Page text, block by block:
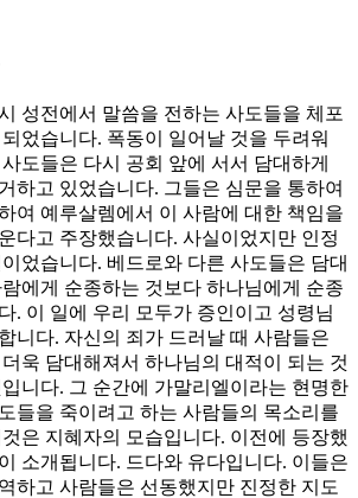
성전에서 말씀을 전하는 사도들을 체포
었습니다. 폭동이 일어날 것을 두려워
도들은 다시 공회 앞에 서서 담대하게
하고 있었습니다. 그들은 심문을 통하여
여 예루살렘에서 이 사람에 대한 책임을
다고 주장했습니다. 사실이었지만 인정
었습니다. 베드로와 다른 사도들은 담대
에게 순종하는 것보다 하나님에게 순종
. 이 일에 우리 모두가 증인이고 성령님
니다. 자신의 죄가 드러날 때 사람들은
욱 담대해져서 하나님의 대적이 되는 것
니다. 그 순간에 가말리엘이라는 현명한
들을 죽이려고 하는 사람들의 목소리를
은 지혜자의 모습입니다. 이전에 등장했
소개됩니다. 드다와 유다입니다. 이들은
하고 사람들은 선동했지만 진정한 지도